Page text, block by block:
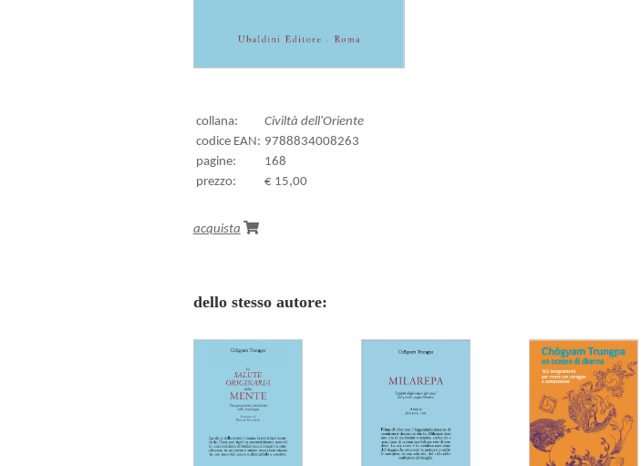
collana:
Civiltà dell'Oriente
codice EAN: 9788834008263
pagine:
168
prezzo:
€ 15,00
acquista
dello stesso autore: